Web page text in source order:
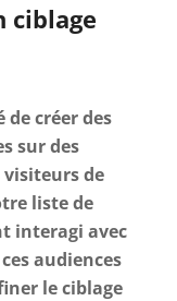
ciblage
créer des
sur des
visiteurs de
liste de
interagi avec
audiences
le ciblage